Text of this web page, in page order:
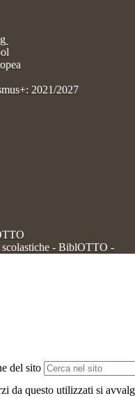
2021/2027
scolastiche - BiblOTTO -
del sito
da questo utilizzati si